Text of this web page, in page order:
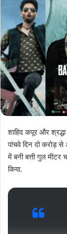
शाहिद कपूर और
पांचवे दिन दो करोड़
में बनी बत्ती गुल
किया.